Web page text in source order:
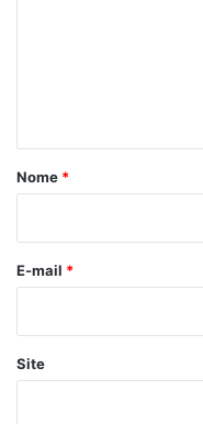
r
Nome *
E-mail *
Site